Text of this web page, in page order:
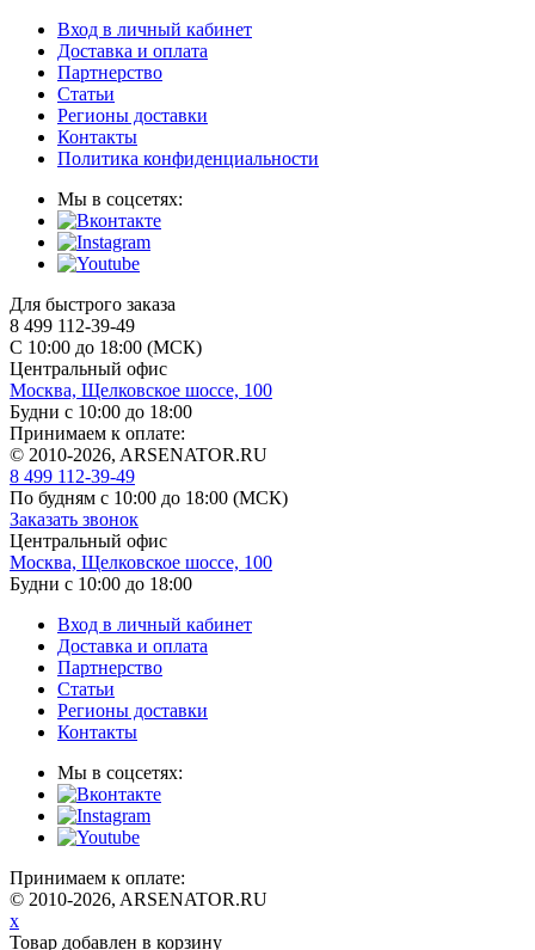
Вход в личный кабинет
Доставка и оплата
Партнерство
Статьи
Регионы доставки
Контакты
Политика конфиденциальности
Мы в соцсетях:
Для быстрого заказа
8 499 112-39-49
С 10:00 до 18:00 (МСК)
Центральный офис
Москва, Щелковское шоссе, 100
Будни с 10:00 до 18:00
Принимаем к оплате:
© 2010-2026, ARSENATOR.RU
8 499 112-39-49
По будням с 10:00 до 18:00 (МСК)
Заказать звонок
Центральный офис
Москва, Щелковское шоссе, 100
Будни с 10:00 до 18:00
Вход в личный кабинет
Доставка и оплата
Партнерство
Статьи
Регионы доставки
Контакты
Мы в соцсетях:
Принимаем к оплате:
© 2010-2026, ARSENATOR.RU
x
Товар добавлен в корзину